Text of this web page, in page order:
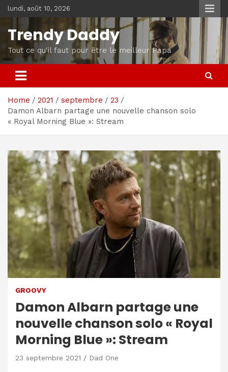
Skip
to
content
lundi, août 10, 2026
Trendy Daddy
Tout ce qu'il faut pour être le meilleur Papa
Home 2021 septembre
23
Damon Albarn partage une nouvelle chanson solo
« Royal Morning Blue »: Stream
GROOVY
Damon Albarn partage une
nouvelle chanson solo « Royal
Morning Blue »: Stream
23 septembre 2021 Dad One